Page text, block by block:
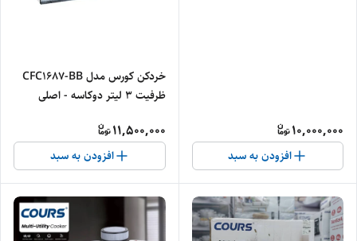
10,000,000
افزودن به سبد
خردکن کورس مدل CFC1687-BB
ظرفیت ۳ لیتر دوکاسه - اصلی
11,500,000
افزودن به سبد